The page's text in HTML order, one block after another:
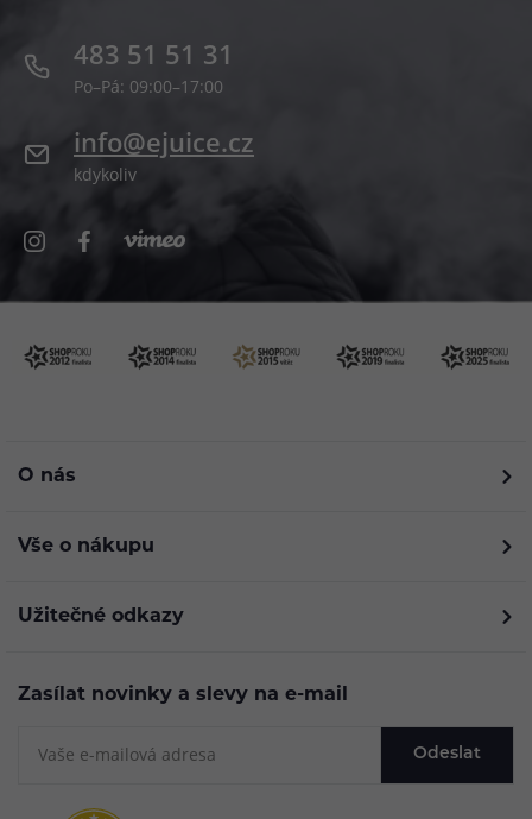
483 51 51 31
Po–Pá: 09:00–17:00
info@ejuice.cz
kdykoliv
O nás
Vše o nákupu
Užitečné odkazy
Zasílat novinky a slevy na e-mail
Odeslat